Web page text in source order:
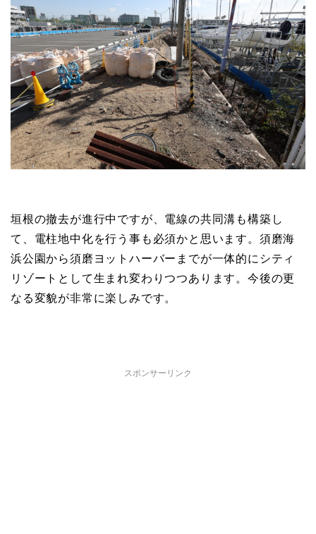
垣根の撤去が進行中ですが、電線の共同溝も構築し
て、電柱地中化を行う事も必須かと思います。須磨海
浜公園から須磨ヨットハーバーまでが一体的にシティ
リゾートとして生まれ変わりつつあります。今後の更
なる変貌が非常に楽しみです。
スポンサーリンク